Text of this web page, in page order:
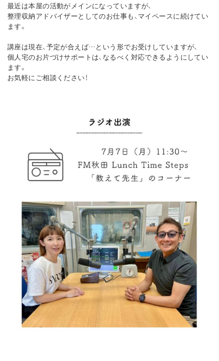
最近は本屋の活動がメインになっていますが、
整理収納アドバイザーとしてのお仕事も、マイペースに続けてい
ます。
講座は現在、予定が合えば…という形でお受けしていますが、
個人宅のお片づけサポートは、なるべく対応できるようにしてい
ます。
お気軽にご相談ください！